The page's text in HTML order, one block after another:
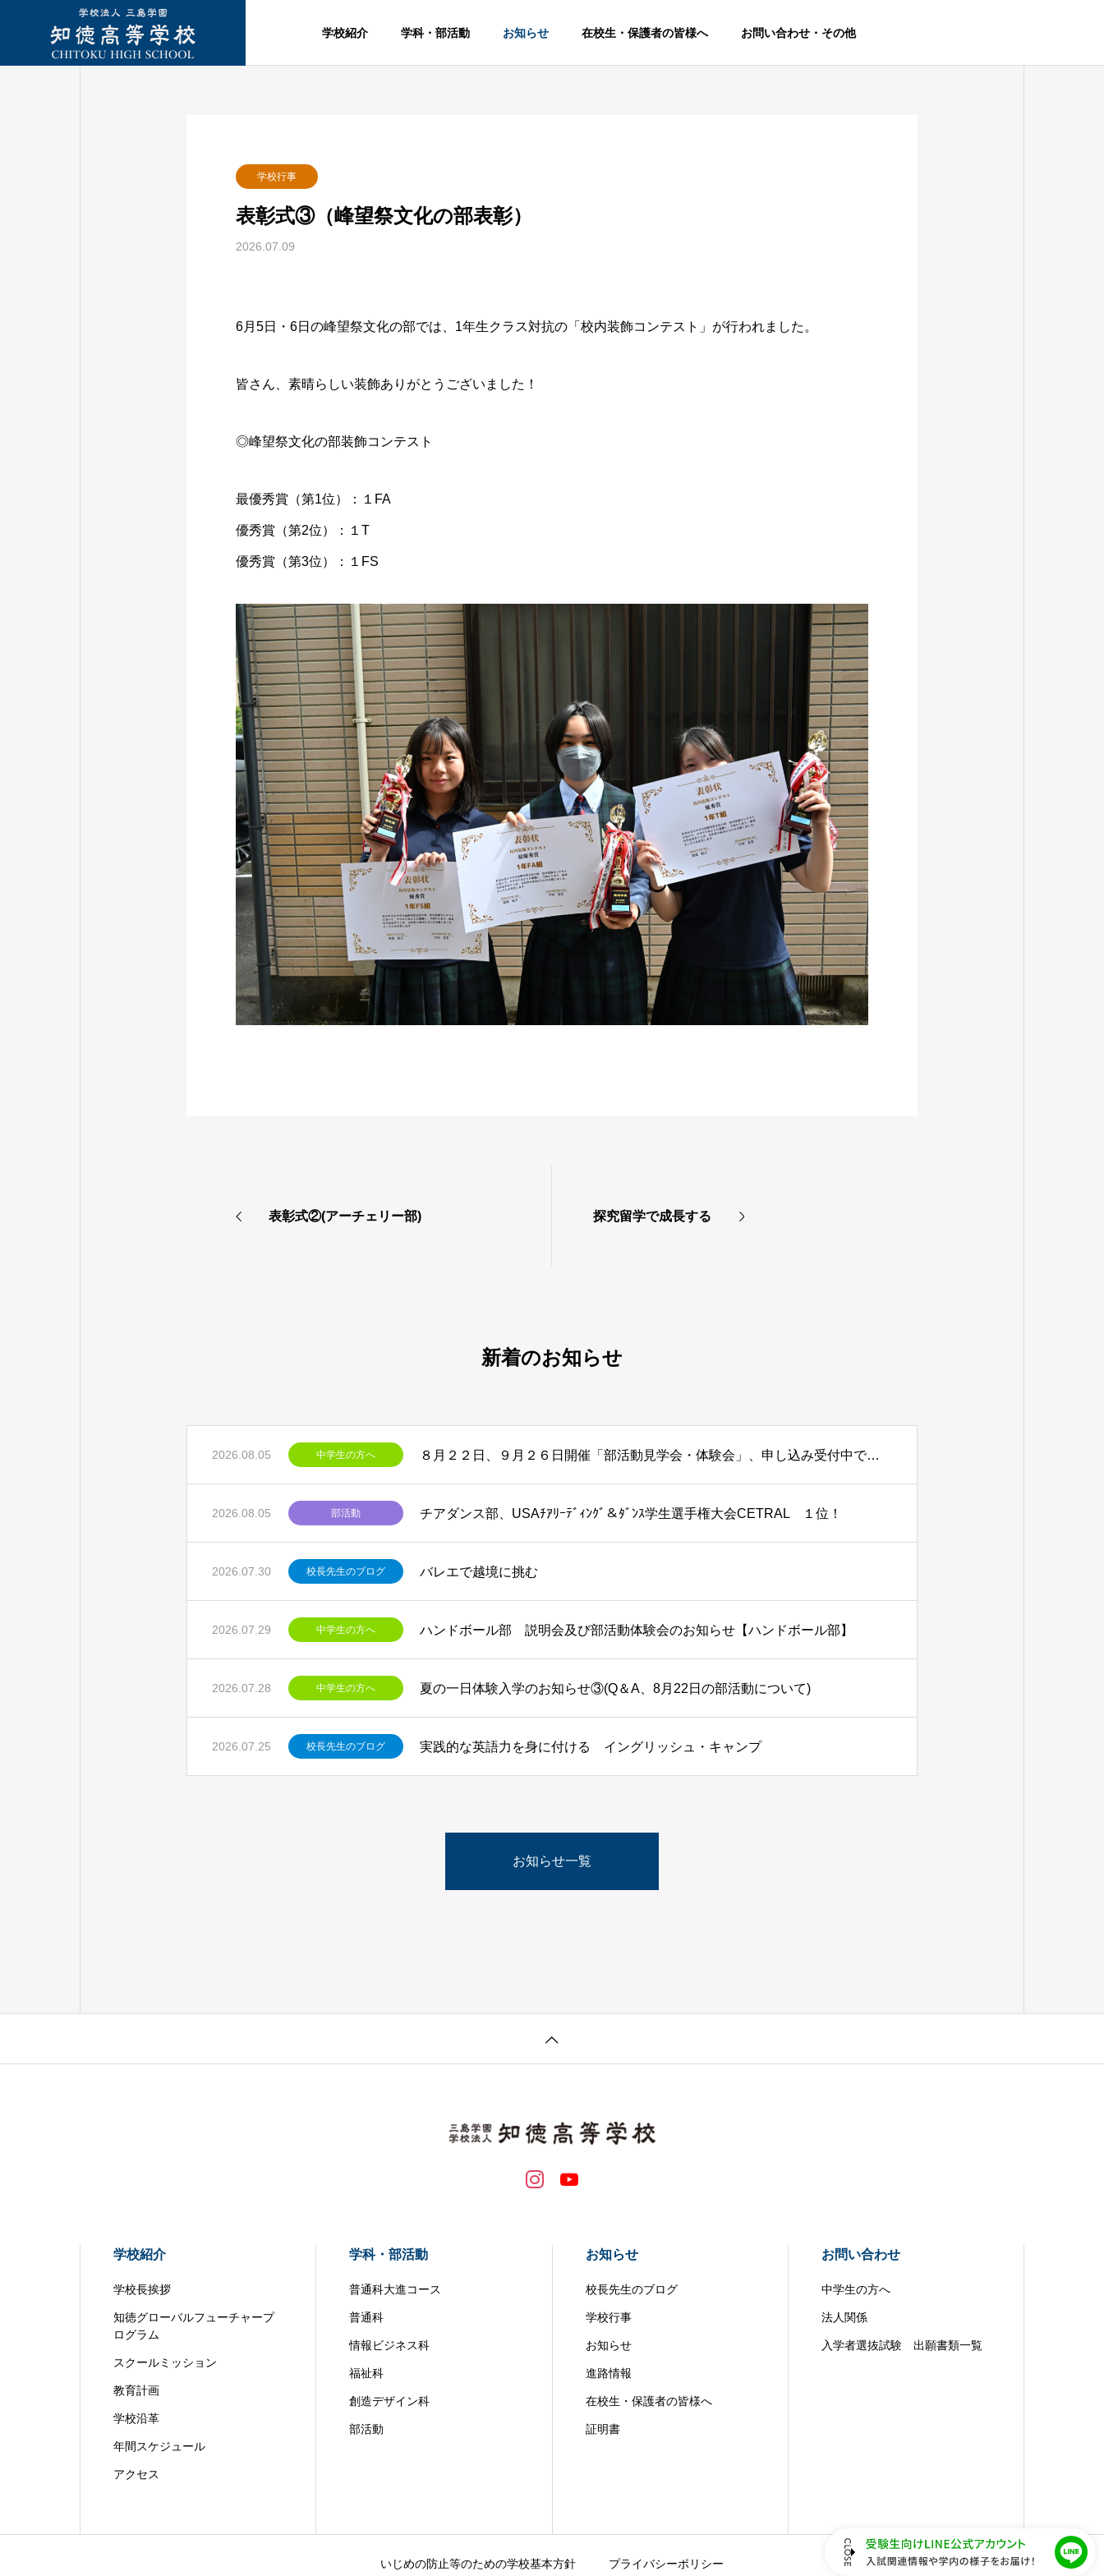
学校紹介 学科・部活動 お知らせ 在校生・保護者の皆様へ お問い合わせ・その他
学校行事
表彰式③（峰望祭文化の部表彰）
2026.07.09
6月5日・6日の峰望祭文化の部では、1年生クラス対抗の「校内装飾コンテスト」が行われました。
皆さん、素晴らしい装飾ありがとうございました！
◎峰望祭文化の部装飾コンテスト
最優秀賞（第1位）：１FA
優秀賞（第2位）：１T
優秀賞（第3位）：１FS
表彰式②(アーチェリー部) 探究留学で成長する
新着のお知らせ
2026.08.05 中学生の方へ ８月２２日、９月２６日開催「部活動見学会・体験会」、申し込み受付中です。
2026.08.05 部活動 チアダンス部、USAﾁｱﾘｰﾃﾞｨﾝｸﾞ＆ﾀﾞﾝｽ学生選手権大会CETRAL １位！
2026.07.30 校長先生のブログ バレエで越境に挑む
2026.07.29 中学生の方へ ハンドボール部 説明会及び部活動体験会のお知らせ【ハンドボール部】
2026.07.28 中学生の方へ 夏の一日体験入学のお知らせ③(Q＆A、8月22日の部活動について)
2026.07.25 校長先生のブログ 実践的な英語力を身に付ける イングリッシュ・キャンプ
お知らせ一覧
学校紹介
学校長挨拶
知徳グローバルフューチャープ
ログラム
スクールミッション
教育計画
学校沿革
年間スケジュール
アクセス
学科・部活動
普通科大進コース
普通科
情報ビジネス科
福祉科
創造デザイン科
部活動
お知らせ
校長先生のブログ
学校行事
お知らせ
進路情報
在校生・保護者の皆様へ
証明書
お問い合わせ
中学生の方へ
法人関係
入学者選抜試験 出願書類一覧
いじめの防止等のための学校基本方針 プライバシーポリシー